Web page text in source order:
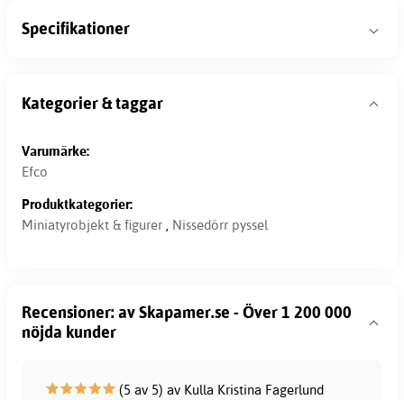
Specifikationer
Kategorier & taggar
Varumärke:
Efco
Produktkategorier:
Miniatyrobjekt & figurer , Nissedörr pyssel
Recensioner: av Skapamer.se - Över 1 200 000
nöjda kunder
(5 av 5) av Kulla Kristina Fagerlund